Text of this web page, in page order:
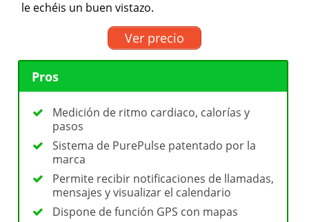
le echéis un buen vistazo.
Ver precio
Pros
Medición de ritmo cardiaco, calorías y
pasos
Sistema de PurePulse patentado por la
marca
Permite recibir notificaciones de llamadas,
mensajes y visualizar el calendario
Dispone de función GPS con mapas